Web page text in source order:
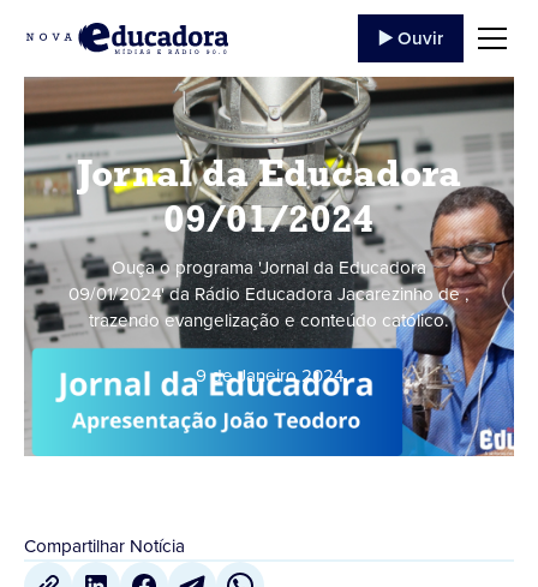
▶️ Ouvir
Jornal da Educadora
09/01/2024
Ouça o programa 'Jornal da Educadora
09/01/2024' da Rádio Educadora Jacarezinho de ,
trazendo evangelização e conteúdo católico.
9 de Janeiro,2024
Compartilhar Notícia